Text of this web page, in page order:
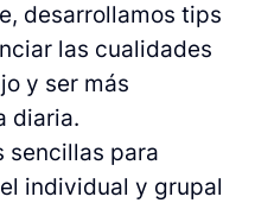
desarrollamos tips
las cualidades
y ser más
diaria.
sencillas para
individual y grupal